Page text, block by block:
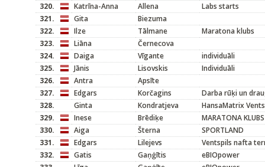
320. Katrīna-Anna Allena
Labs starts
321.
Gita
Biezuma
322.
Ilze Tālmane
Maratona klubs
323.
Liāna
Černecova
324.
Daiga Vīgante
individuāli
325.
Jānis Lisovskis
Individuāli
326.
Antra
Apsīte
327.
Edgars Korčagins
Darba rūķi un
328.
Ginta Kondratjeva
HansaMatrix
329.
Inese Brēdiķe
MARATONA KLUBS
330.
Aiga Šterna
SPORTLAND
331.
Edgars Lilejevs
Ventspils nafta
332.
Gatis Gaņģītis
eBIOpower